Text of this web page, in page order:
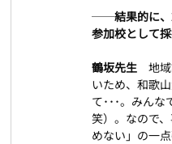
──結果的に
参加校として
鶴坂先生 地
いため、和歌
て･･･。みんな
笑）。なので
めない」の一点